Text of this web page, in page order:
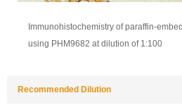
Immunohistochemistry of paraffin-
using PHM9682 at dilution of 1:100
Recommended Dilution